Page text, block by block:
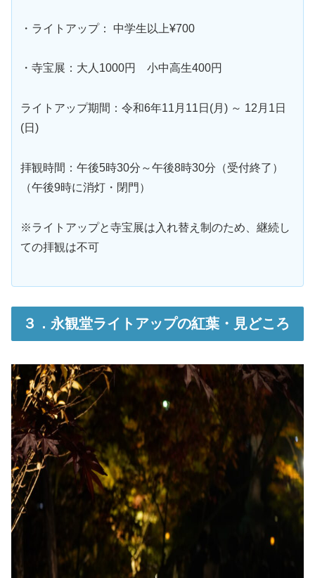
・ライトアップ： 中学生以上¥700
・寺宝展：大人1000円 小中高生400円
ライトアップ期間：令和6年11月11日(月) ～ 12月1日
(日)
拝観時間：午後5時30分～午後8時30分（受付終了）
（午後9時に消灯・閉門）
※ライトアップと寺宝展は入れ替え制のため、継続し
ての拝観は不可
３．永観堂ライトアップの紅葉・見どころ